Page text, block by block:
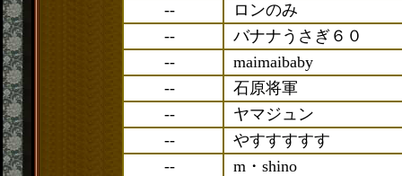
--
ロンのみ
--
バナナうさぎ６０
--
maimaibaby
--
石原将軍
--
ヤマジュン
--
やすすすすす
--
m・shino